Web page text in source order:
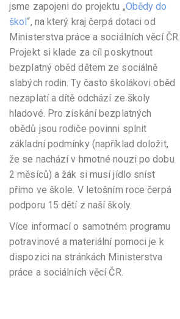
jsme zapojeni do projektu „Obědy do
škol“, na který kraj čerpá dotaci od
Ministerstva práce a sociálních věcí ČR.
Projekt si klade za cíl poskytnout
bezplatný oběd dětem ze sociálně
slabých rodin. Ty často školákovi oběd
nezaplatí a dítě odchází ze školy
hladové. Pro získání bezplatných
obědů jsou rodiče povinni splnit
základní podmínky (například doložit,
že se nachází v hmotné nouzi po dobu
2 měsíců) a žák si musí jídlo sníst
přímo ve škole. V letošním roce čerpá
podporu 15 dětí z naší školy.
Více informací o samotném programu
potravinové a materiální pomoci je k
dispozici na stránkách Ministerstva
práce a sociálních věcí ČR.